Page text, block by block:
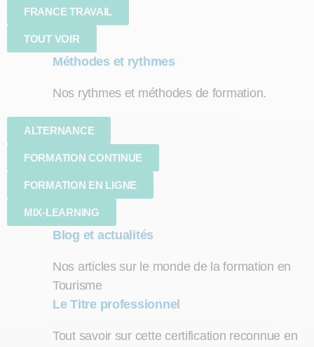
FRANCE TRAVAIL
TOUT VOIR
Méthodes et rythmes
Nos rythmes et méthodes de formation.
ALTERNANCE
FORMATION CONTINUE
FORMATION EN LIGNE
MIX-LEARNING
Blog et actualités
Nos articles sur le monde de la formation en
Tourisme
Le Titre professionnel
Tout savoir sur cette certification reconnue en